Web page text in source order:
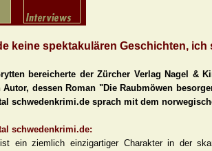
keine spektakulären Geschichten,
bereicherte der Zürcher Verlag Nagel &
Autor, dessen Roman "Die Raubmöwen
schwedenkrimi.de sprach mit dem
schwedenkrimi.de:
ein ziemlich einzigartiger Charakter in der